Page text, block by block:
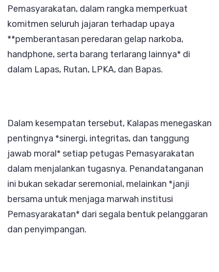
Pemasyarakatan, dalam rangka memperkuat
komitmen seluruh jajaran terhadap upaya
**pemberantasan peredaran gelap narkoba,
handphone, serta barang terlarang lainnya* di
dalam Lapas, Rutan, LPKA, dan Bapas.
Dalam kesempatan tersebut, Kalapas menegaskan
pentingnya *sinergi, integritas, dan tanggung
jawab moral* setiap petugas Pemasyarakatan
dalam menjalankan tugasnya. Penandatanganan
ini bukan sekadar seremonial, melainkan *janji
bersama untuk menjaga marwah institusi
Pemasyarakatan* dari segala bentuk pelanggaran
dan penyimpangan.